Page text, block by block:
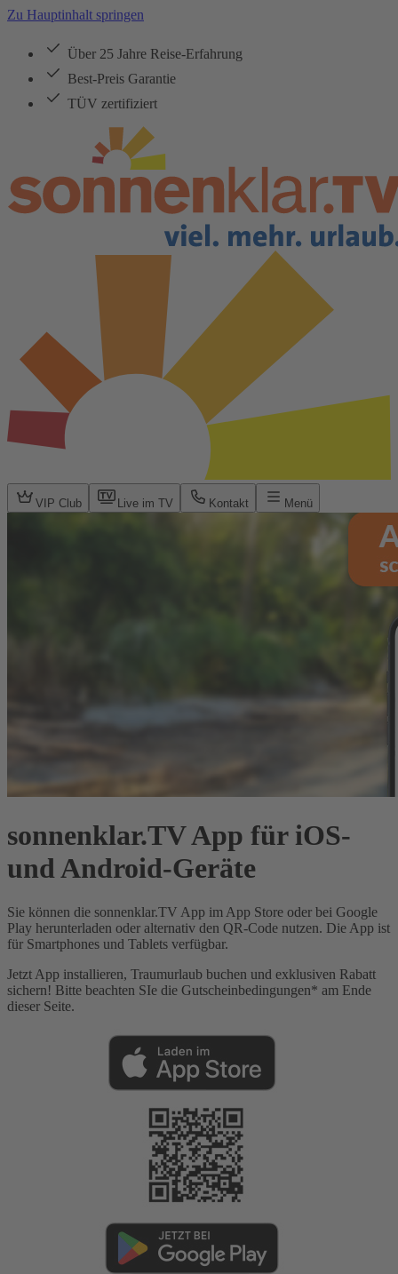
Zu Hauptinhalt springen
Über 25 Jahre Reise-Erfahrung
Best-Preis Garantie
TÜV zertifiziert
VIP Club Live im TV Kontakt Menü
sonnenklar.TV App für iOS-
und Android-Geräte
Sie können die sonnenklar.TV App im App Store oder bei Google
Play herunterladen oder alternativ den QR-Code nutzen. Die App ist
für Smartphones und Tablets verfügbar.
Jetzt App installieren, Traumurlaub buchen und exklusiven Rabatt
sichern! Bitte beachten SIe die Gutscheinbedingungen* am Ende
dieser Seite.